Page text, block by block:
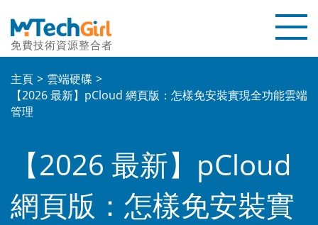
免費技術資源整合者
首頁
教學文章
聯繫我們
關於本站
主頁
雲端硬碟
【2026 最新】pCloud 網頁版：怎樣免安裝實現全功能雲端
管理
【2026 最新】pCloud
網頁版：怎樣免安裝實